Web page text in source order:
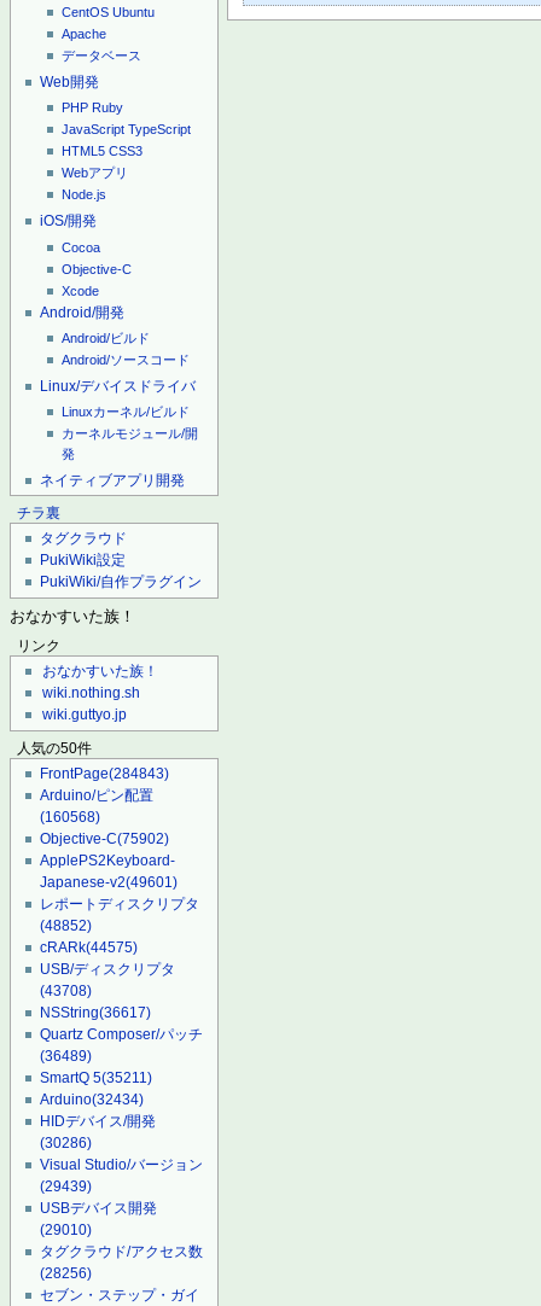
CentOS Ubuntu
Apache
データベース
Web開発
PHP Ruby
JavaScript TypeScript
HTML5 CSS3
Webアプリ
Node.js
iOS/開発
Cocoa
Objective-C
Xcode
Android/開発
Android/ビルド
Android/ソースコード
Linux/デバイスドライバ
Linuxカーネル/ビルド
カーネルモジュール/開
発
ネイティブアプリ開発
チラ裏
タグクラウド
PukiWiki設定
PukiWiki/自作プラグイン
おなかすいた族！
リンク
おなかすいた族！
wiki.nothing.sh
wiki.guttyo.jp
人気の50件
FrontPage(284843)
Arduino/ピン配置
(160568)
Objective-C(75902)
ApplePS2Keyboard-
Japanese-v2(49601)
レポートディスクリプタ
(48852)
cRARk(44575)
USB/ディスクリプタ
(43708)
NSString(36617)
Quartz Composer/パッチ
(36489)
SmartQ 5(35211)
Arduino(32434)
HIDデバイス/開発
(30286)
Visual Studio/バージョン
(29439)
USBデバイス開発
(29010)
タグクラウド/アクセス数
(28256)
セブン・ステップ・ガイ